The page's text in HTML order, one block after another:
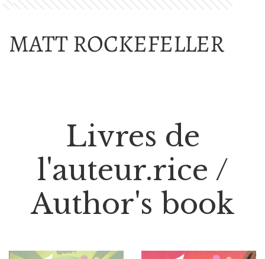
MATT ROCKEFELLER
Livres de
l'auteur.rice /
Author's book